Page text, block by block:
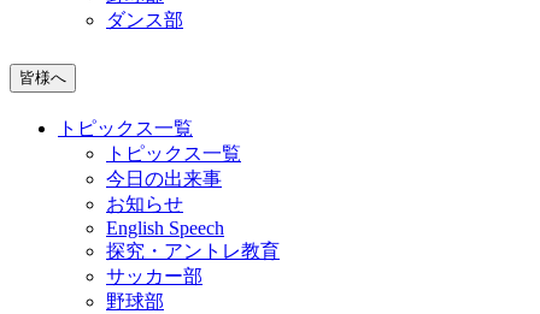
ダンス部
皆様へ
トピックス一覧
トピックス一覧
今日の出来事
お知らせ
English Speech
探究・アントレ教育
サッカー部
野球部